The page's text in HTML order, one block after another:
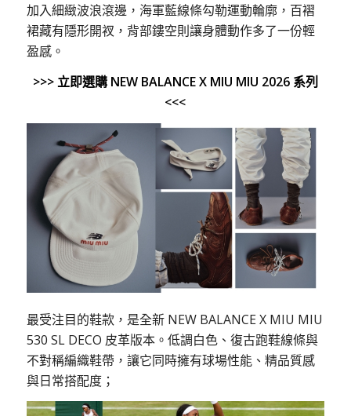
加入細緻波浪滾邊，海軍藍線條勾勒運動輪廓，百褶
裙藏有隱形開衩，背部鏤空則讓身體動作多了一份輕
盈感。
>>> 立即選購 NEW BALANCE X MIU MIU 2026 系列
<<<
最受注目的鞋款，是全新 NEW BALANCE X MIU MIU
530 SL DECO 皮革版本。低調白色、復古跑鞋線條與
不對稱編織鞋帶，讓它同時擁有球場性能、精品質感
與日常搭配度；